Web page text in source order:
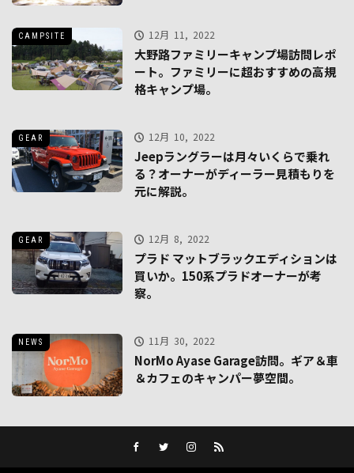
12月 11, 2022
CAMPSITE
大野路ファミリーキャンプ場訪問レポ
ート。ファミリーに超おすすめの高規
格キャンプ場。
12月 10, 2022
GEAR
Jeepラングラーは月々いくらで乗れ
る？オーナーがディーラー見積もりを
元に解説。
12月 8, 2022
GEAR
プラド マットブラックエディションは
買いか。150系プラドオーナーが考
察。
11月 30, 2022
NEWS
NorMo Ayase Garage訪問。ギア＆車
＆カフェのキャンパー夢空間。